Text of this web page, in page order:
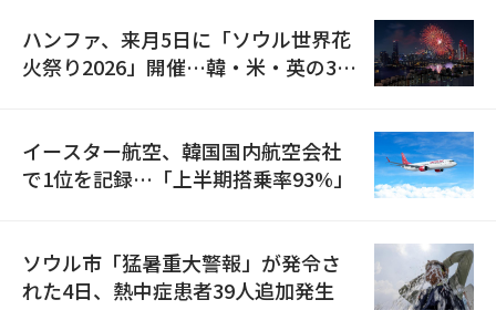
ハンファ、来月5日に「ソウル世界花
火祭り2026」開催…韓・米・英の3カ
イースター航空、韓国国内航空会社
で1位を記録…「上半期搭乗率93%」
ソウル市「猛暑重大警報」が発令さ
れた4日、熱中症患者39人追加発生